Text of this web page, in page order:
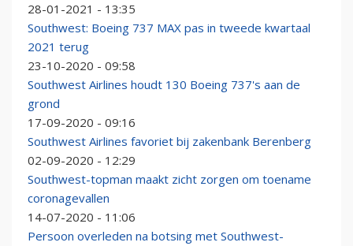
28-01-2021 - 13:35
Southwest: Boeing 737 MAX pas in tweede kwartaal
2021 terug
23-10-2020 - 09:58
Southwest Airlines houdt 130 Boeing 737's aan de
grond
17-09-2020 - 09:16
Southwest Airlines favoriet bij zakenbank Berenberg
02-09-2020 - 12:29
Southwest-topman maakt zicht zorgen om toename
coronagevallen
14-07-2020 - 11:06
Persoon overleden na botsing met Southwest-